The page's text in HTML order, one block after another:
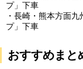
プ」下車
・長崎・熊本方面
プ」下車
おすすめまと